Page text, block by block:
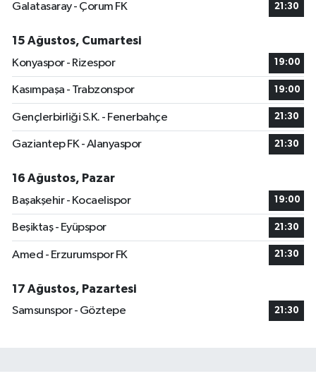
Galatasaray - Çorum FK
21:30
15 Ağustos, Cumartesi
Konyaspor - Rizespor
19:00
Kasımpaşa - Trabzonspor 19:00
Gençlerbirliği S.K. - Fenerbahçe 21:30
Gaziantep FK - Alanyaspor 21:30
16 Ağustos, Pazar
Başakşehir - Kocaelispor
19:00
Beşiktaş - Eyüpspor 21:30
Amed - Erzurumspor FK 21:30
17 Ağustos, Pazartesi
Samsunspor - Göztepe
21:30